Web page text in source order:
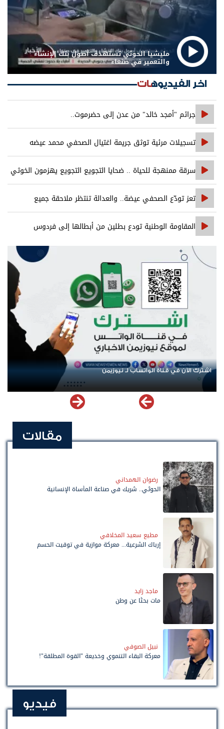
مليشيا الحوثي تستهدف أصول بنك الإنشاء
والتعمير في صنعاء
اخر الفيديوهات
جرائم "أمجد خالد" من عدن إلى حضرموت..
تسجيلات مرئية توثق جريمة اغتيال الصحفي محمد عيضه
سرقة ممنهجة للحياة .. ضحايا التجويع التجويع يهزمون الخوثي
تعز تودّع الصحفي عيضة.. والعدالة تنتظر ملاحقة جميع
المتورطين
المقاومة الوطنية تودع بطلين من أبطالها إلى فردوس
الشهداء في المخا
اشترك الآن في قناة الواتساب لـ نيوزيمن
مقالات
رضوان الهمداني
الحوثي.. شريك في صناعة المأساة الإنسانية
مطيع سعيد المخلافي
إرباك الشرعية... معركة موازية في توقيت الحسم
ماجد زايد
مات بحثًا عن وطن
نبيل الصوفي
معركة البقاء التنموي وخديعة "القوة المطلقة"!
فيديو